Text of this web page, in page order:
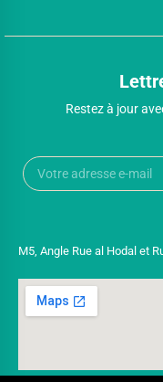
Restez à jour
M5, Angle Rue al Hodal et